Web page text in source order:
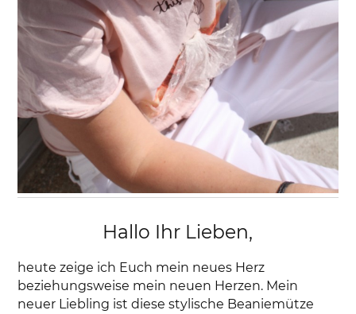
Hallo Ihr Lieben,
heute zeige ich Euch mein neues Herz
beziehungsweise mein neuen Herzen. Mein
neuer Liebling ist diese stylische Beaniemütze